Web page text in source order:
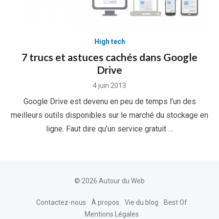
High tech
7 trucs et astuces cachés dans Google
Drive
Posted
4 juin 2013
Google Drive est devenu en peu de temps l’un des
meilleurs outils disponibles sur le marché du stockage en
ligne. Faut dire qu’un service gratuit …
© 2026 Autour du Web
Contactez-nous À propos Vie du blog
Best Of
Mentions Légales